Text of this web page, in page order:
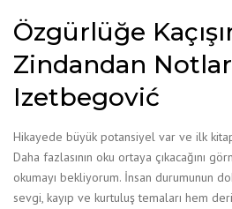
Özgürlüğe
Zindandan
Izetbegović
Hikayede büyük potansiyel var ve ilk
Daha fazlasının oku ortaya çıkacağını
okumayı bekliyorum. İnsan durumunun
sevgi, kayıp ve kurtuluş temaları hem